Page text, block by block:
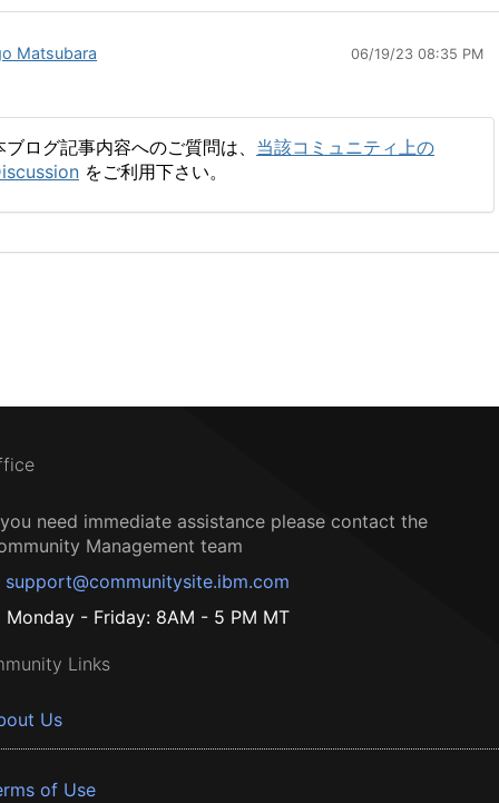
Matsubara 06/19/23 08:35 PM
ブログ記事内容へのご質問は、 当該コミュニティ上の
をご利用下さい。
need immediate assistance please contact the
Management team
support@communitysite.ibm.com
Monday - Friday: 8AM - 5 PM MT
Links
Us
of Use